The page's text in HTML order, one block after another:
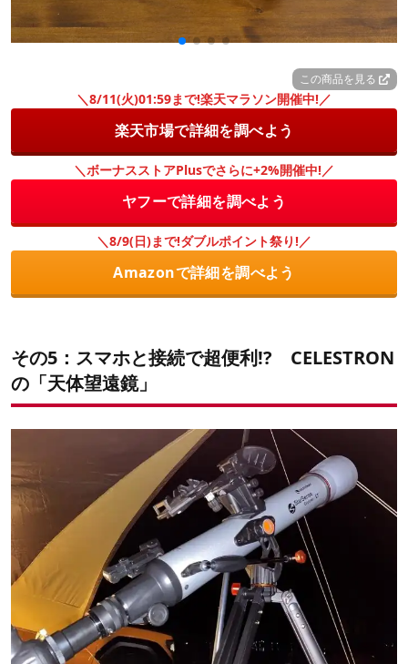
この商品を見る
＼8/11(火)01:59まで!楽天マラソン開催中!／
楽天市場で詳細を調べよう
＼ボーナスストアPlusでさらに+2%開催中!／
ヤフーで詳細を調べよう
＼8/9(日)まで!ダブルポイント祭り!／
Amazonで詳細を調べよう
その5：スマホと接続で超便利!? CELESTRON
の「天体望遠鏡」